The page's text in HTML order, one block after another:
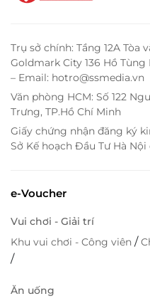
Trụ sở chính: Tầng 12A Tòa
Goldmark City 136 Hồ
– Email: hotro@ssmedia.vn
Văn phòng HCM: Số 122
Trưng, TP.Hồ Chí Minh
Giấy chứng nhận đăng ký
Sở Kế hoạch Đầu Tư Hà
e-Voucher
Vui chơi - Giải trí
Khu vui chơi - Công viên /
/
Ăn uống